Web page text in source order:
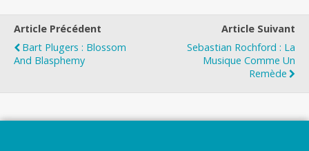
Article Précédent
Bart Plugers : Blossom
And Blasphemy
Article Suivant
Sebastian Rochford : La
Musique Comme Un
Remède